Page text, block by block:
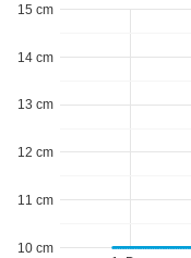
10 cm
11 cm
12 cm
13 cm
14 cm
15 cm